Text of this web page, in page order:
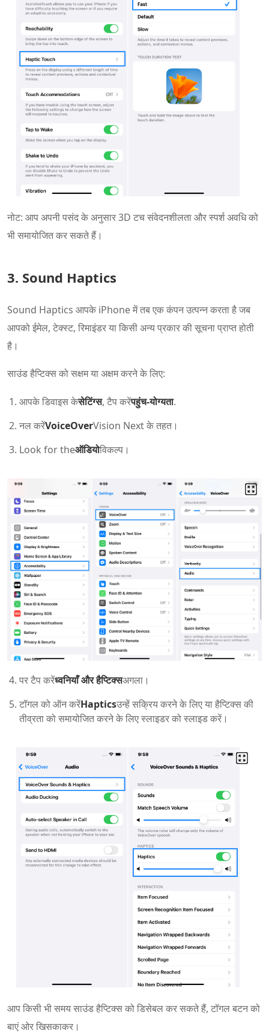
नोट: आप अपनी पसंद के अनुसार 3D टच संवेदनशीलता और स्पर्श अवधि को
भी समायोजित कर सकते हैं।
3. Sound Haptics
Sound Haptics आपके iPhone में तब एक कंपन उत्पन्न करता है जब
आपको ईमेल, टेक्स्ट, रिमाइंडर या किसी अन्य प्रकार की सूचना प्राप्त होती
है।
साउंड हैप्टिक्स को सक्षम या अक्षम करने के लिए:
आपके डिवाइस केसेटिंग्स, टैप करेंपहुंच-योग्यता.
नल करेंVoiceOverVision Next के तहत।
Look for theऑडियोविकल्प।
पर टैप करेंध्वनियाँ और हैप्टिक्सअगला।
टॉगल को ऑन करेंHapticsउन्हें सक्रिय करने के लिए या हैप्टिक्स की
तीव्रता को समायोजित करने के लिए स्लाइडर को स्लाइड करें।
आप किसी भी समय साउंड हैप्टिक्स को डिसेबल कर सकते हैं, टॉगल बटन को
बाएं ओर खिसकाकर।